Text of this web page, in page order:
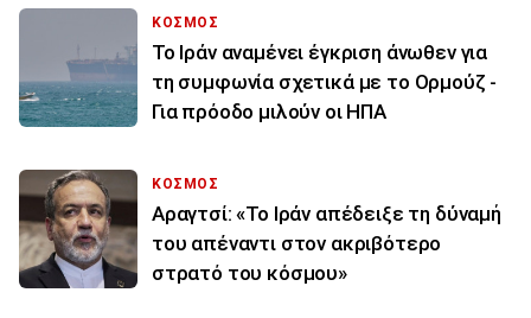
ΚΟΣΜΟΣ
Το Ιράν αναμένει έγκριση άνωθεν για
τη συμφωνία σχετικά με το Ορμούζ -
Για πρόοδο μιλούν οι ΗΠΑ
ΚΟΣΜΟΣ
Αραγτσί: «Το Ιράν απέδειξε τη δύναμή
του απέναντι στον ακριβότερο
στρατό του κόσμου»